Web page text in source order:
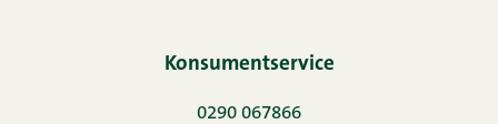
Konsumentservice
0290 067866